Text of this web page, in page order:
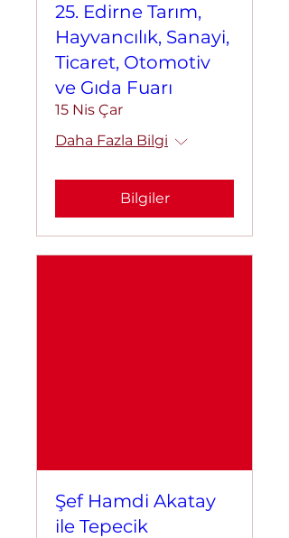
25. Edirne Tarım,
Hayvancılık, Sanayi,
Ticaret, Otomotiv
ve Gıda Fuarı
15 Nis Çar
Daha Fazla Bilgi
Bilgiler
Şef Hamdi Akatay
ile Tepecik